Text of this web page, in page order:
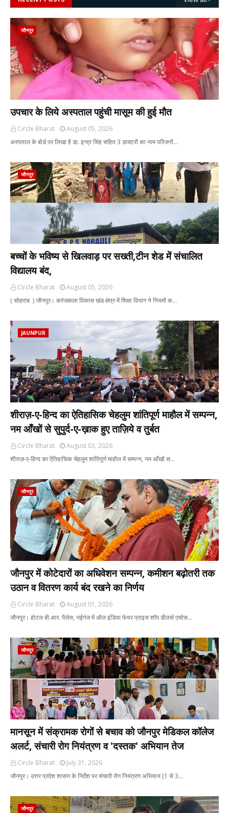
जौनपुर
उपचार के लिये अस्पताल पहुंची मासूम की हुई मौत
Circle Bharat
August 05, 2026
अस्पताल के बोर्ड पर लिखा है डा. इन्द्र सिंह सहित 3 डाक्टरों का नाम परिजनों…
जौनपुर
बच्चों के भविष्य से खिलवाड़ पर सख्ती,टीन शेड में संचालित
विद्यालय बंद,
Circle Bharat
August 05, 2026
( सोहराब ) जौनपुर। करंजकला विकास खंड क्षेत्र में शिक्षा विभाग ने नियमों क…
JAUNPUR
शीराज़-ए-हिन्द का ऐतिहासिक चेहलुम शांतिपूर्ण माहौल में सम्पन्न,
नम आँखों से सुपुर्द-ए-ख़ाक हुए ताज़िये व तुर्बत
Circle Bharat
August 03, 2026
शीराज़-ए-हिन्द का ऐतिहासिक चेहलुम शांतिपूर्ण माहौल में सम्पन्न, नम आँखों स…
जौनपुर
जौनपुर में कोटेदारों का अधिवेशन सम्पन्न, कमीशन बढ़ोतरी तक
उठान व वितरण कार्य बंद रखने का निर्णय
Circle Bharat
August 01, 2026
जौनपुर। होटल बी.आर. पैलेस, नईगंज में ऑल इंडिया फेयर प्राइस शॉप डीलर्स एसोस…
जौनपुर
मानसून में संक्रामक रोगों से बचाव को जौनपुर मेडिकल कॉलेज
अलर्ट, संचारी रोग नियंत्रण व 'दस्तक' अभियान तेज
Circle Bharat
July 31, 2026
जौनपुर। उत्तर प्रदेश शासन के निर्देश पर संचारी रोग नियंत्रण अभियान (1 से 3…
जौनपुर